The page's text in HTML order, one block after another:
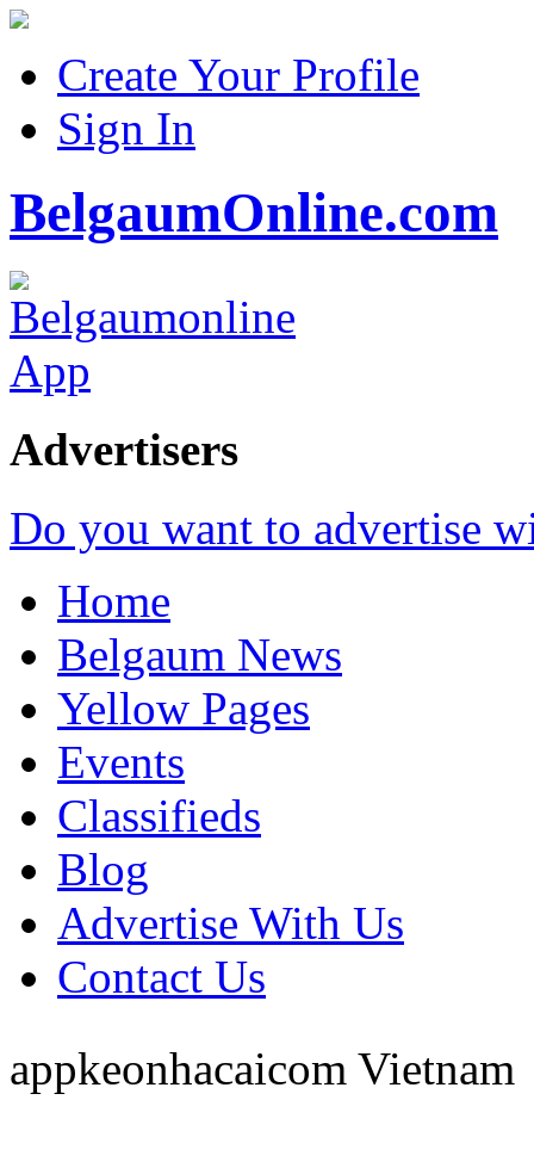
Create Your Profile
Sign In
BelgaumOnline.com
Advertisers
Do you want to advertise
Home
Belgaum News
Yellow Pages
Events
Classifieds
Blog
Advertise With Us
Contact Us
appkeonhacaicom Vietnam